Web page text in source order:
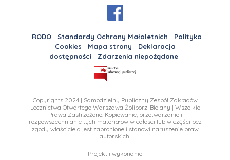
RODO Standardy Ochrony Małoletnich
Polityka
Cookies
Mapa strony
Deklaracja
dostępności
Zdarzenia niepożądane
Copyrights 2024 | Samodzielny Publiczny Zespół Zakładów
Lecznictwa Otwartego Warszawa Żoliborz-Bielany | Wszelkie
Prawa Zastrzeżone. Kopiowanie, przetwarzanie i
rozpowszechnianie tych materiałow w całosci lub w części bez
zgody właściciela jest zabronione i stanowi naruszenie praw
autorskich.
Projekt i wykonanie